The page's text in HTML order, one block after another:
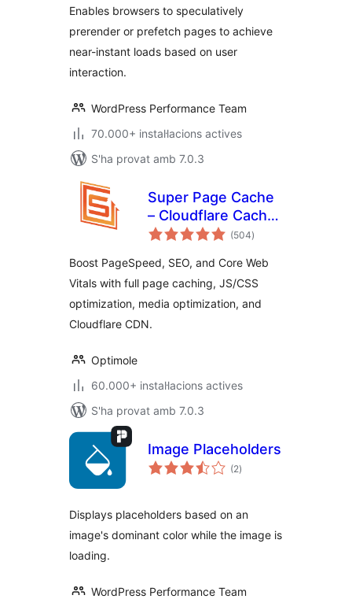
Enables browsers to speculatively
prerender or prefetch pages to achieve
near-instant loads based on user
interaction.
WordPress Performance Team
70.000+ instal·lacions actives
S'ha provat amb 7.0.3
Super Page Cache
– Cloudflare Cache,
Page Speed & Core
(504puntuacions
totals
)
Boost PageSpeed, SEO, and Core Web
Vitals with full page caching, JS/CSS
optimization, media optimization, and
Cloudflare CDN.
Optimole
60.000+ instal·lacions actives
S'ha provat amb 7.0.3
Image Placeholders
(2puntuacions
totals
)
Displays placeholders based on an
image's dominant color while the image is
loading.
WordPress Performance Team